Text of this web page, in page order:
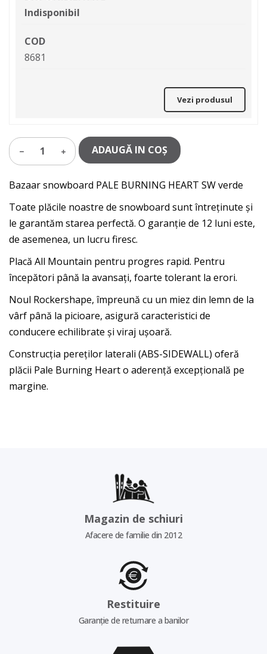
Indisponibil
COD
8681
Vezi produsul
1 ADAUGĂ IN COŞ
Bazaar snowboard PALE BURNING HEART SW verde
Toate plăcile noastre de snowboard sunt întreținute și
le garantăm starea perfectă. O garanție de 12 luni este,
de asemenea, un lucru firesc.
Placă All Mountain pentru progres rapid. Pentru
începători până la avansați, foarte tolerant la erori.
Noul Rockershape, împreună cu un miez din lemn de la
vârf până la picioare, asigură caracteristici de
conducere echilibrate și viraj ușoară.
Construcția pereților laterali (ABS-SIDEWALL) oferă
plăcii Pale Burning Heart o aderență excepțională pe
margine.
Magazin de schiuri
Afacere de familie din 2012
Restituire
Garanție de returnare a banilor